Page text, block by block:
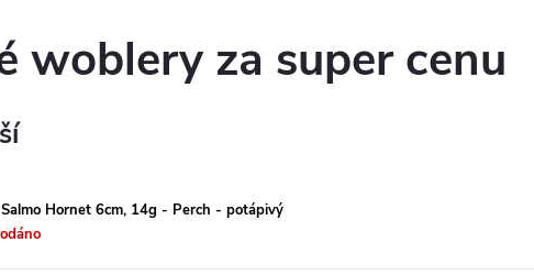
woblery za super cenu
Hornet 6cm, 14g - Perch - potápivý